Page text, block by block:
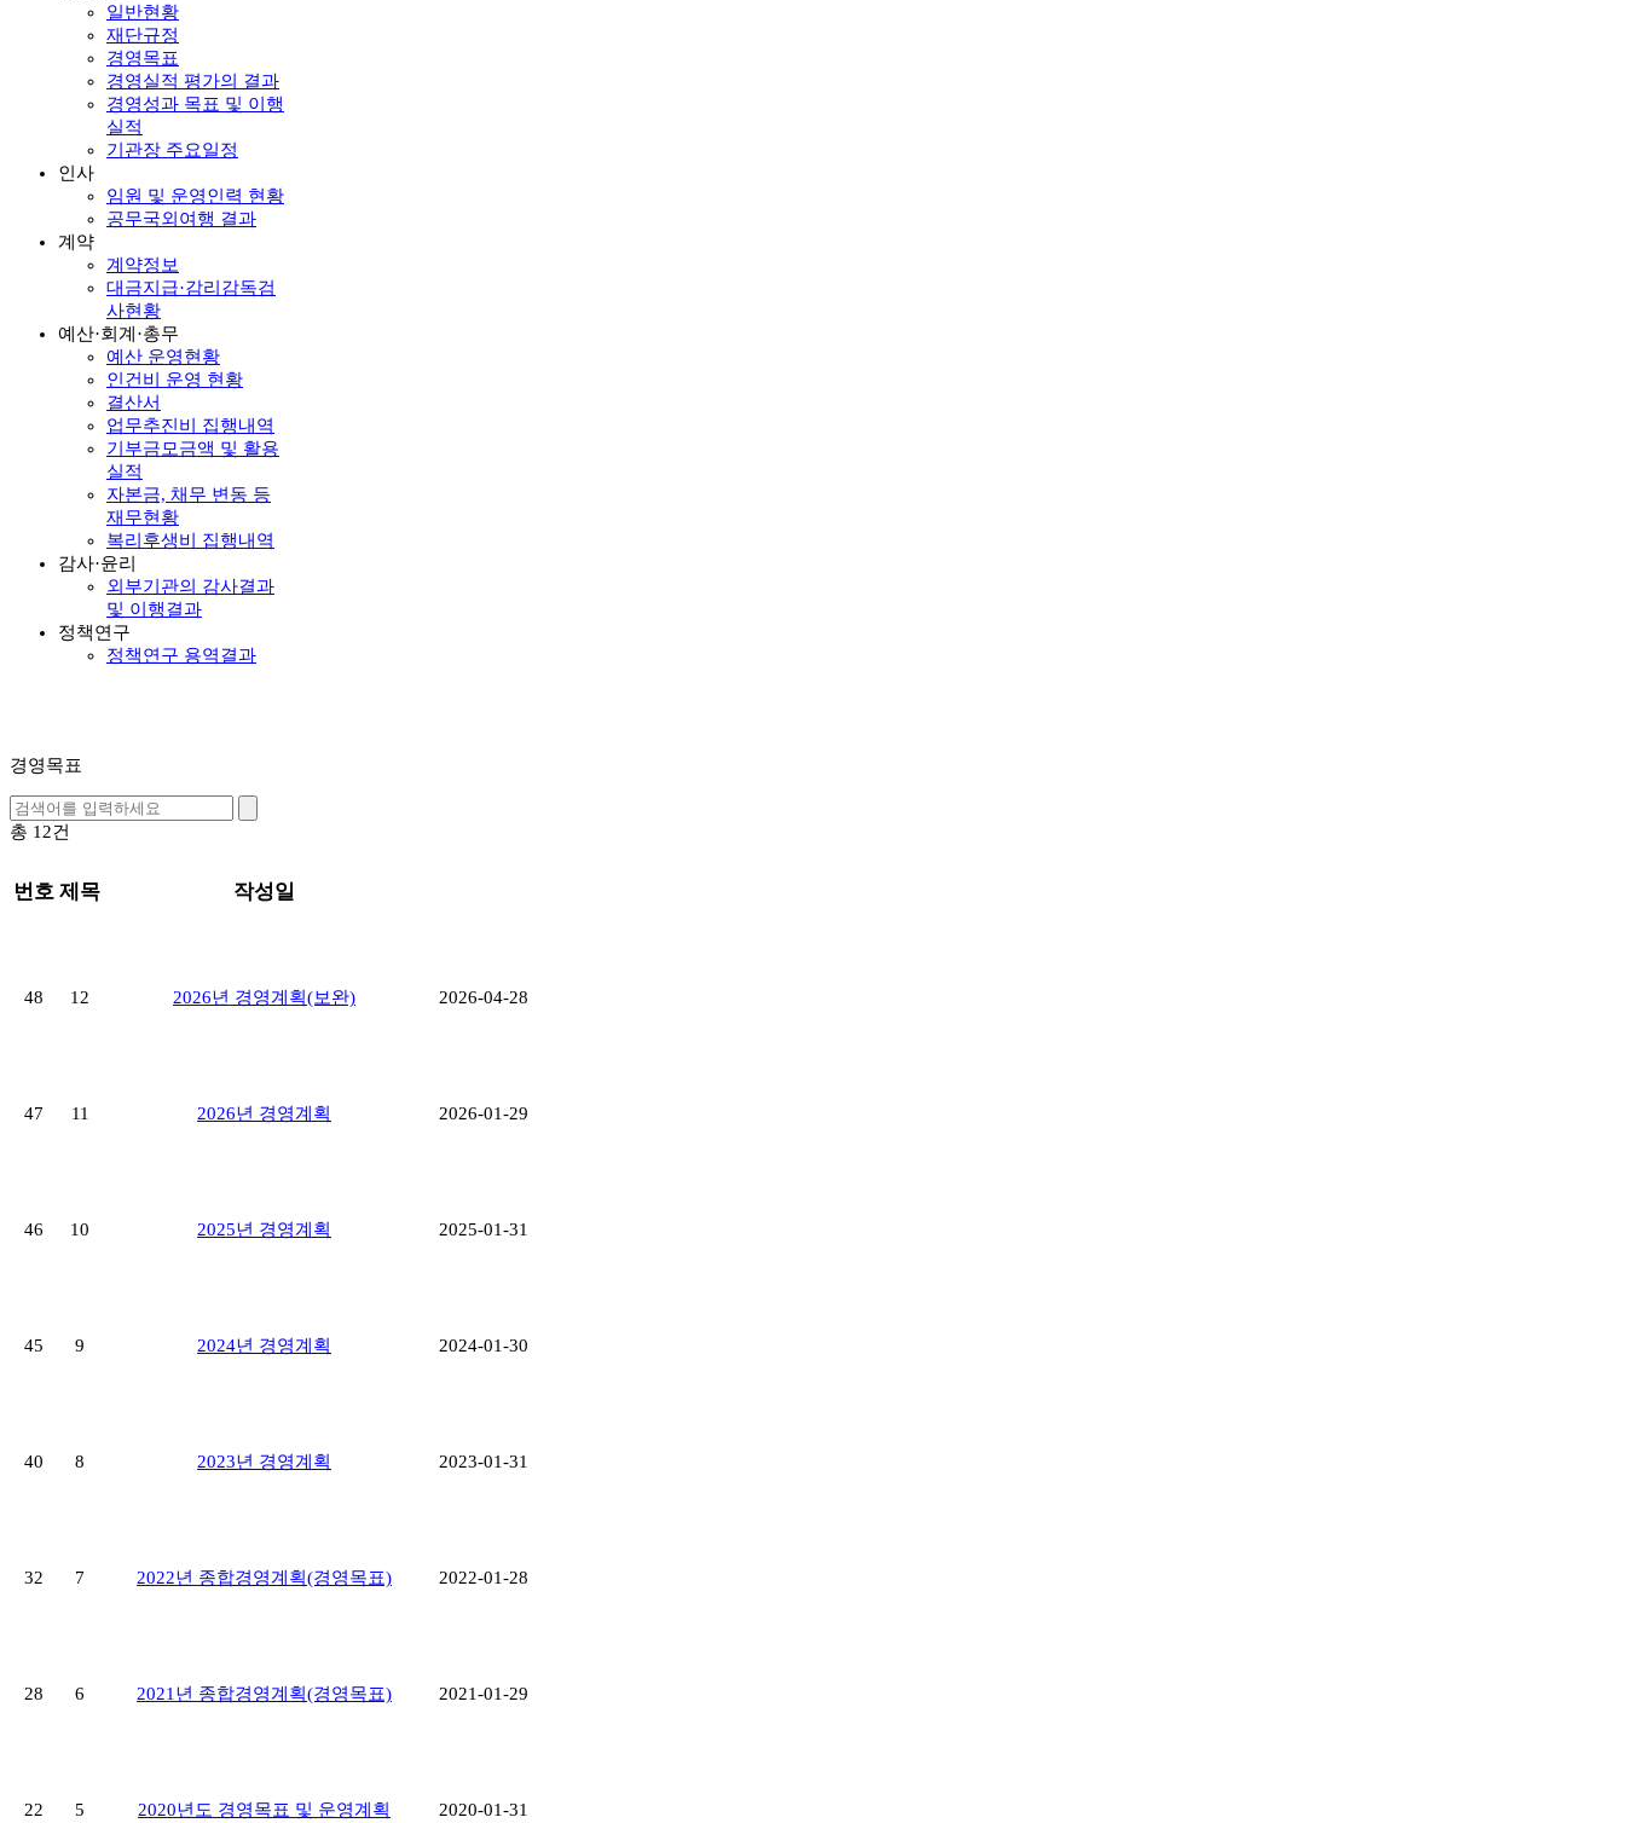
일반현황
재단규정
경영목표
경영실적 평가의 결과
경영성과 목표 및 이행
실적
기관장 주요일정
인사
임원 및 운영인력 현황
공무국외여행 결과
계약
계약정보
대금지급·감리감독검
사현황
예산·회계·총무
예산 운영현황
인건비 운영 현황
결산서
업무추진비 집행내역
기부금모금액 및 활용
실적
자본금, 채무 변동 등
재무현황
복리후생비 집행내역
감사·윤리
외부기관의 감사결과
및 이행결과
정책연구
정책연구 용역결과
경영목표
총 12건
번호 제목 작성일
48 12 2026년 경영계획(보완) 2026-04-28
47 11 2026년 경영계획 2026-01-29
46 10 2025년 경영계획 2025-01-31
45 9 2024년 경영계획 2024-01-30
40 8 2023년 경영계획 2023-01-31
32 7 2022년 종합경영계획(경영목표) 2022-01-28
28 6 2021년 종합경영계획(경영목표) 2021-01-29
22 5 2020년도 경영목표 및 운영계획 2020-01-31